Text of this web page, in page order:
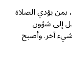
يؤدي الصلاة
إلى شؤون
آخر. وأصبح